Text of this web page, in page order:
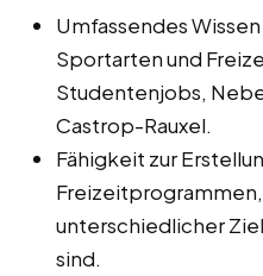
Umfassendes
Sportarten und
Studentenjobs,
Castrop-Rauxel.
Fähigkeit zur
unterschiedlicher
sind.